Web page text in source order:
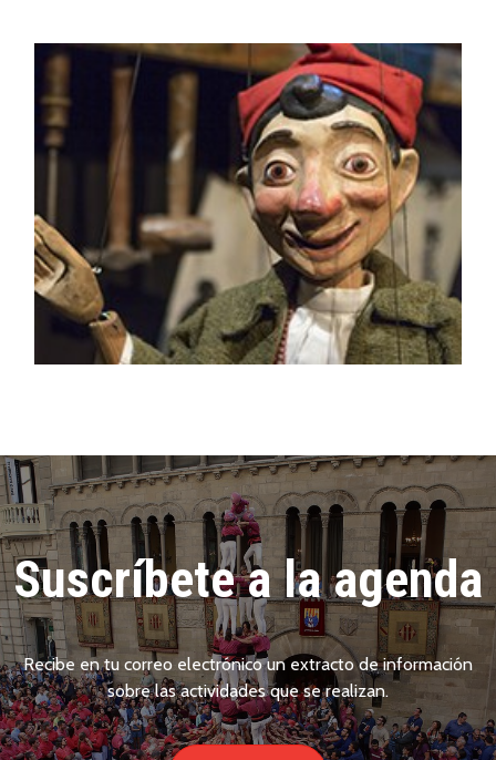
Suscríbete a la agenda
Recibe en tu correo electrónico un extracto de información
sobre las actividades que se realizan.